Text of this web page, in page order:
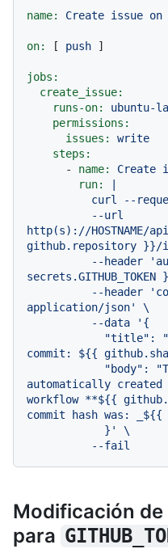
name: Create issue on
on: [ push ]
jobs:
create_issue:
runs-on:
ubuntu-
permissions:
issues:
write
steps:
-
name: Create
run:
http(s)://HOSTNAME/
github.repository }}/
application/json' \
commit: ${{
automatically created
workflow **${{
commit hash was:
Modificación
para